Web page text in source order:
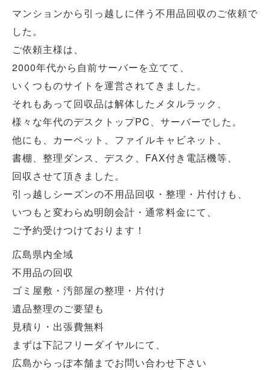
マンションから引っ越しに伴う不用品回収のご依頼で
した。
ご依頼主様は、
2000年代から自前サーバーを立てて、
いくつものサイトを運営されてきました。
それもあって回収品は解体したメタルラック、
様々な年代のデスクトップPC、サーバーでした。
他にも、カーペット、ファイルキャビネット、
書棚、整理ダンス、デスク、FAX付き電話機等、
回収させて頂きました。
引っ越しシーズンの不用品回収・整理・片付けも、
いつもと変わらぬ明朗会計・通常料金にて、
ご予約受けつけております！
広島県内全域
不用品の回収
ゴミ屋敷・汚部屋の整理・片付け
遺品整理のご要望も
見積り・出張費無料
まずは下記フリーダイヤルにて、
広島からっぽ本舗までお問い合わせ下さい